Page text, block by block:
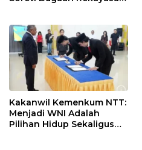
Kakanwil Kemenkum NTT:
Menjadi WNI Adalah
Pilihan Hidup Sekaligus